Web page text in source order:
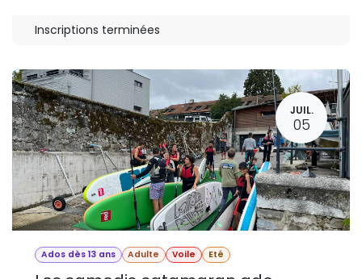
Inscriptions terminées
JUIL.
05
Ados dès 13 ans Adulte Voile Eté